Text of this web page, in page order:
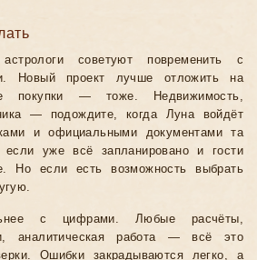
советуют повременить с
Новый проект лучше отложить на
покупки — тоже. Недвижимость,
— подождите, когда Луна войдёт
и официальными документами та
уже всё запланировано и гости
Но если есть возможность выбрать
с цифрами. Любые расчёты,
аналитическая работа — всё это
Ошибки закрадываются легко, а